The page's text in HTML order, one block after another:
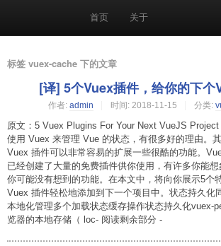
首页 关于
标签 vuex-cache 下的文章
[译] 5个Vuex插件，给你的下个
作者: admin 时间: 2018-11-15 分类:
原文：5 Vuex Plugins For Your Next VueJS
使用 Vuex 来管理 Vue 的状态，有很多好的理由。
Vuex 插件可以非常容易的扩展一些很酷的功能。
已经创建了大量的免费插件供你使用，有许多你能
你可能没有想到的功能。在本文中，将向你展示5个
Vuex 插件轻松地添加到下一个项目中。状态持久化
本地化管理多个加载状态缓存操作状态持久化vuex-
览器的本地存储（ loc- 阅读剩余部分 -